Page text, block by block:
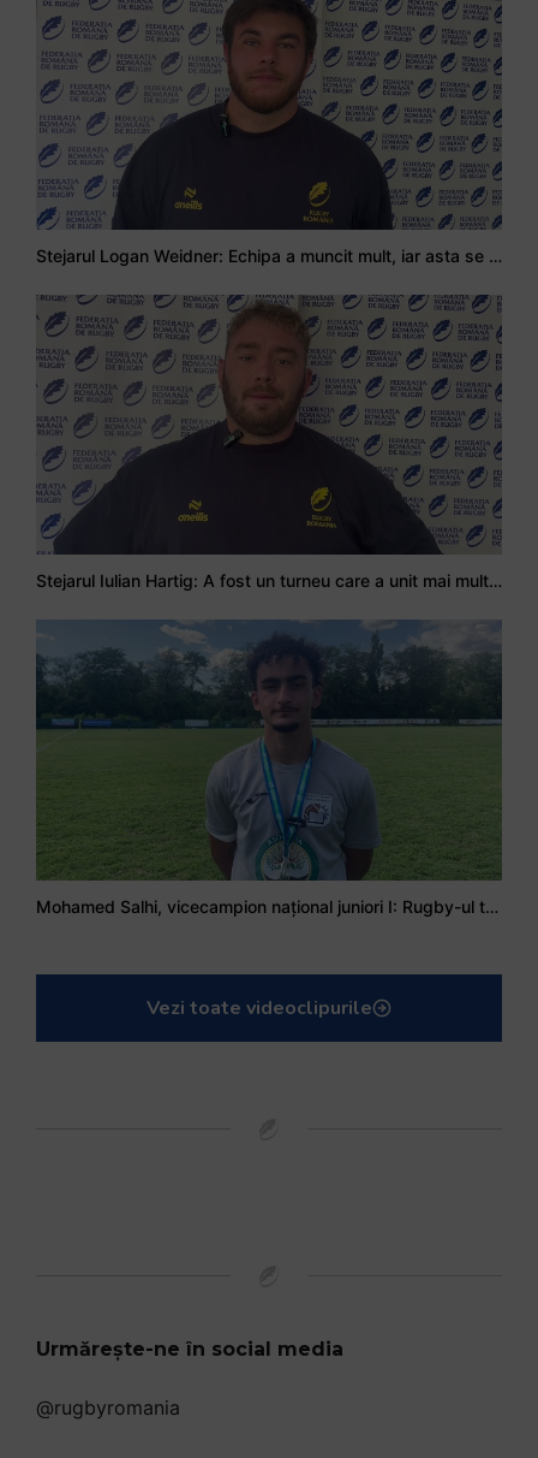
Stejarul Logan Weidner: Echipa a muncit mult, iar asta se va vedea în meciurile de la Nations Cup
Stejarul Iulian Hartig: A fost un turneu care a unit mai mult echipa
Mohamed Salhi, vicecampion național juniori I: Rugby-ul te învață să accepți și înfrângerile
Vezi toate videoclipurile
Urmărește-ne în social media
@rugbyromania